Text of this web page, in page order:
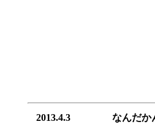
2013.4.3 なんだかん